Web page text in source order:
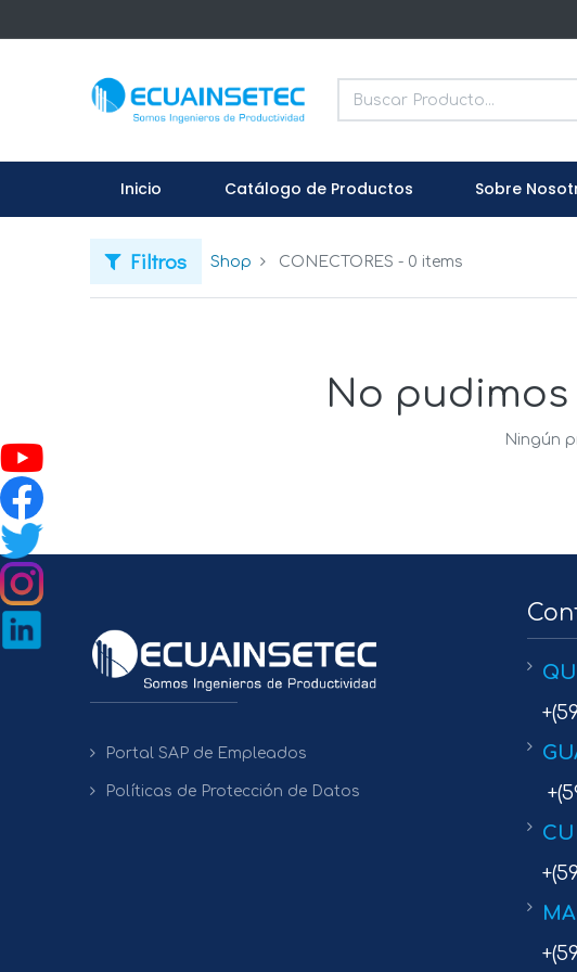
Inicio Catálogo de Productos Sobre
Filtros Shop CONECTORES - 0 items
No
Ningún
Portal SAP de Empleados
Políticas de Protección de Datos